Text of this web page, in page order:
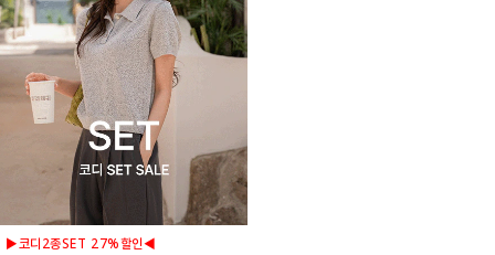
▶코디2종SET 27%할인◀